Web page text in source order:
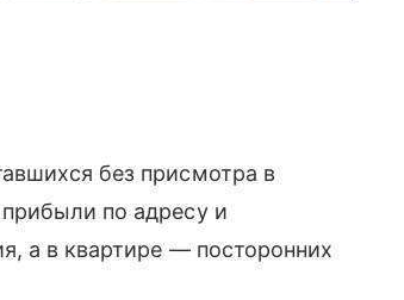
без присмотра в
по адресу и
а в квартире — посторонних